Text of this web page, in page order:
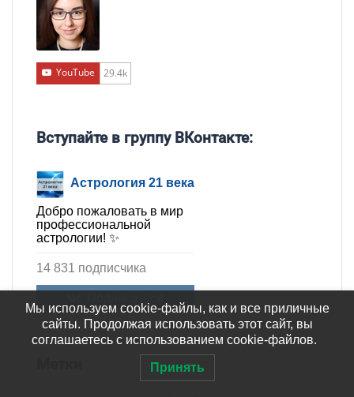
YouTube 29.4k
Вступайте в группу ВКонтакте:
Астрология 21 века
Добро пожаловать в мир
профессиональной
астрологии! ✨
14 831 подписчика
Мы используем cookie-файлы, как и все приличные
сайты. Продолжая использовать этот сайт, вы
соглашаетесь с использованием cookie-файлов.
Принять